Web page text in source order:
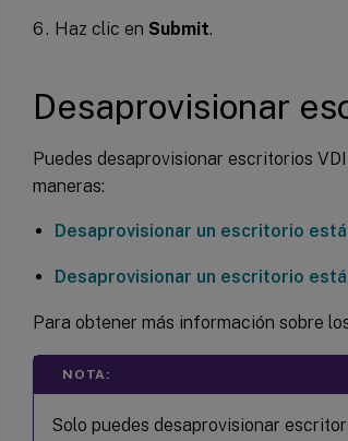
Haz clic en Submit.
Desaprovisionar
Puedes desaprovisionar escritorios
maneras:
Desaprovisionar un escritorio
Desaprovisionar un escritorio
Para obtener más información sobre
NOTA:
Solo puedes desaprovisionar